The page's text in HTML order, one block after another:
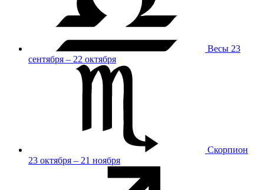
Весы 23
сентября – 22 октября
Скорпион
23 октября – 21 ноября